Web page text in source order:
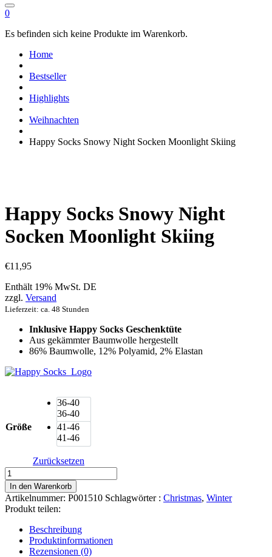
0
Es befinden sich keine Produkte im Warenkorb.
Home
Bestseller
Highlights
Weihnachten
Happy Socks Snowy Night Socken Moonlight Skiing
Happy Socks Snowy Night
Socken Moonlight Skiing
€11,95
Enthält 19% MwSt. DE
zzgl. Versand
Lieferzeit: ca. 48 Stunden
Inklusive Happy Socks Geschenktüte
Aus gekämmter Baumwolle hergestellt
86% Baumwolle, 12% Polyamid, 2% Elastan
Größe
36-40
36-40
41-46
41-46
Zurücksetzen
Happy
Socks
Snowy
Night
Socken
Moonlight
Skiing
Menge
In den Warenkorb
Artikelnummer: P001510 Schlagwörter : Christmas, Winter
Produkt teilen:
Beschreibung
Produktinformationen
Rezensionen (0)